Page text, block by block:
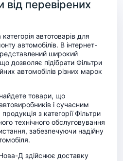
від перевірених
автотоварів для
автомобілів. В інтернет-
широкий
дозволяє підібрати Фільтри
автомобілів різних марок
товари, що
і сучасним
з категорії Фільтри
технічного обслуговування
забезпечуючи надійну
Д здійснює доставку